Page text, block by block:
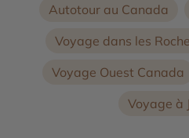
Autotour au Canada
Voyage dans les
Voyage Ouest Canada
Voyage à